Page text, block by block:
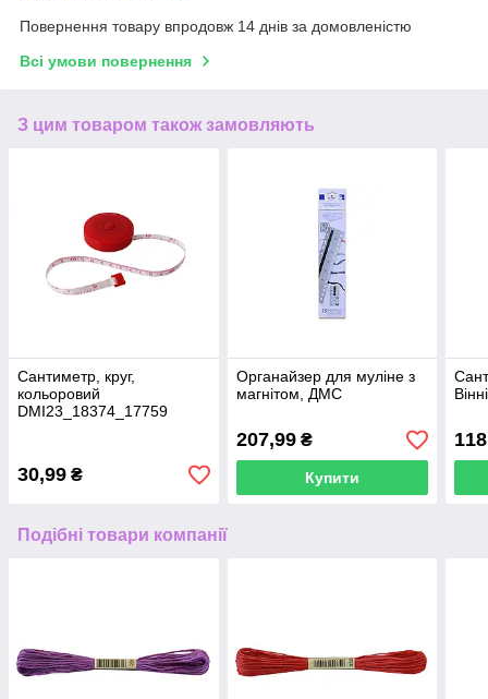
Повернення товару впродовж 14 днів за домовленістю
Всі умови повернення
З цим товаром також замовляють
Сантиметр, круг,
кольоровий
DMI23_18374_17759
30,99 ₴
Органайзер для муліне з
магнітом, ДМС
207,99₴
Купити
Подібні товари компанії